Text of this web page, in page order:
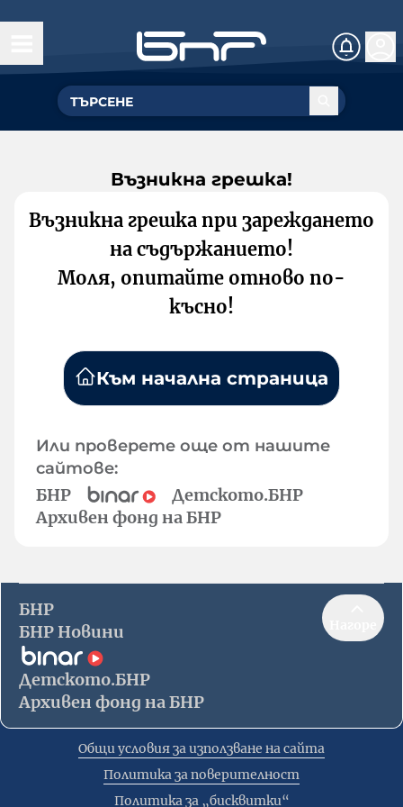
Възникна грешка!
Възникна грешка при зареждането
на съдържанието!
Моля, опитайте отново по-
късно!
Към начална страница
Или проверете още от нашите
сайтове:
БНР
Детското.БНР
Архивен фонд на БНР
БНР
БНР Новини
Детското.БНР
Архивен фонд на БНР
Общи условия за използване на сайта
Политика за поверителност
Политика за „бисквитки“